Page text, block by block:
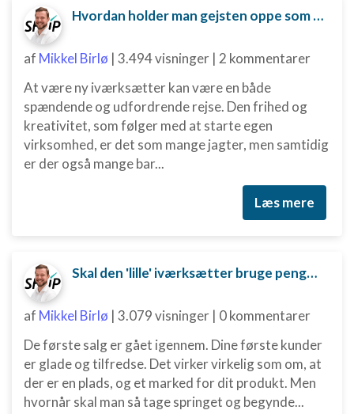
Hvordan holder man gejsten oppe som ny iværksætter?
af Mikkel Birlø | 3.494 visninger | 2 kommentarer
At være ny iværksætter kan være en både
spændende og udfordrende rejse. Den frihed og
kreativitet, som følger med at starte egen
virksomhed, er det som mange jagter, men samtidig
er der også mange bar...
Læs mere
Skal den 'lille' iværksætter bruge penge på digital marketing?
af Mikkel Birlø | 3.079 visninger | 0 kommentarer
De første salg er gået igennem. Dine første kunder
er glade og tilfredse. Det virker virkelig som om, at
der er en plads, og et marked for dit produkt. Men
hvornår skal man så tage springet og begynde...
Måle annonceringseffektivitet
Måle indholdseffektivitet
Forstå målgrupper gennem statistikker eller
kombinationer af oplysninger fra forskellige
kilder
Udvikle og forbedre tjenester
placeringsoplysninger
Identificere enheder baseret på aktivt
anmodede oplysninger
Ikke-IAB-behandlingsformål:
Nødvendig
Ydeevne